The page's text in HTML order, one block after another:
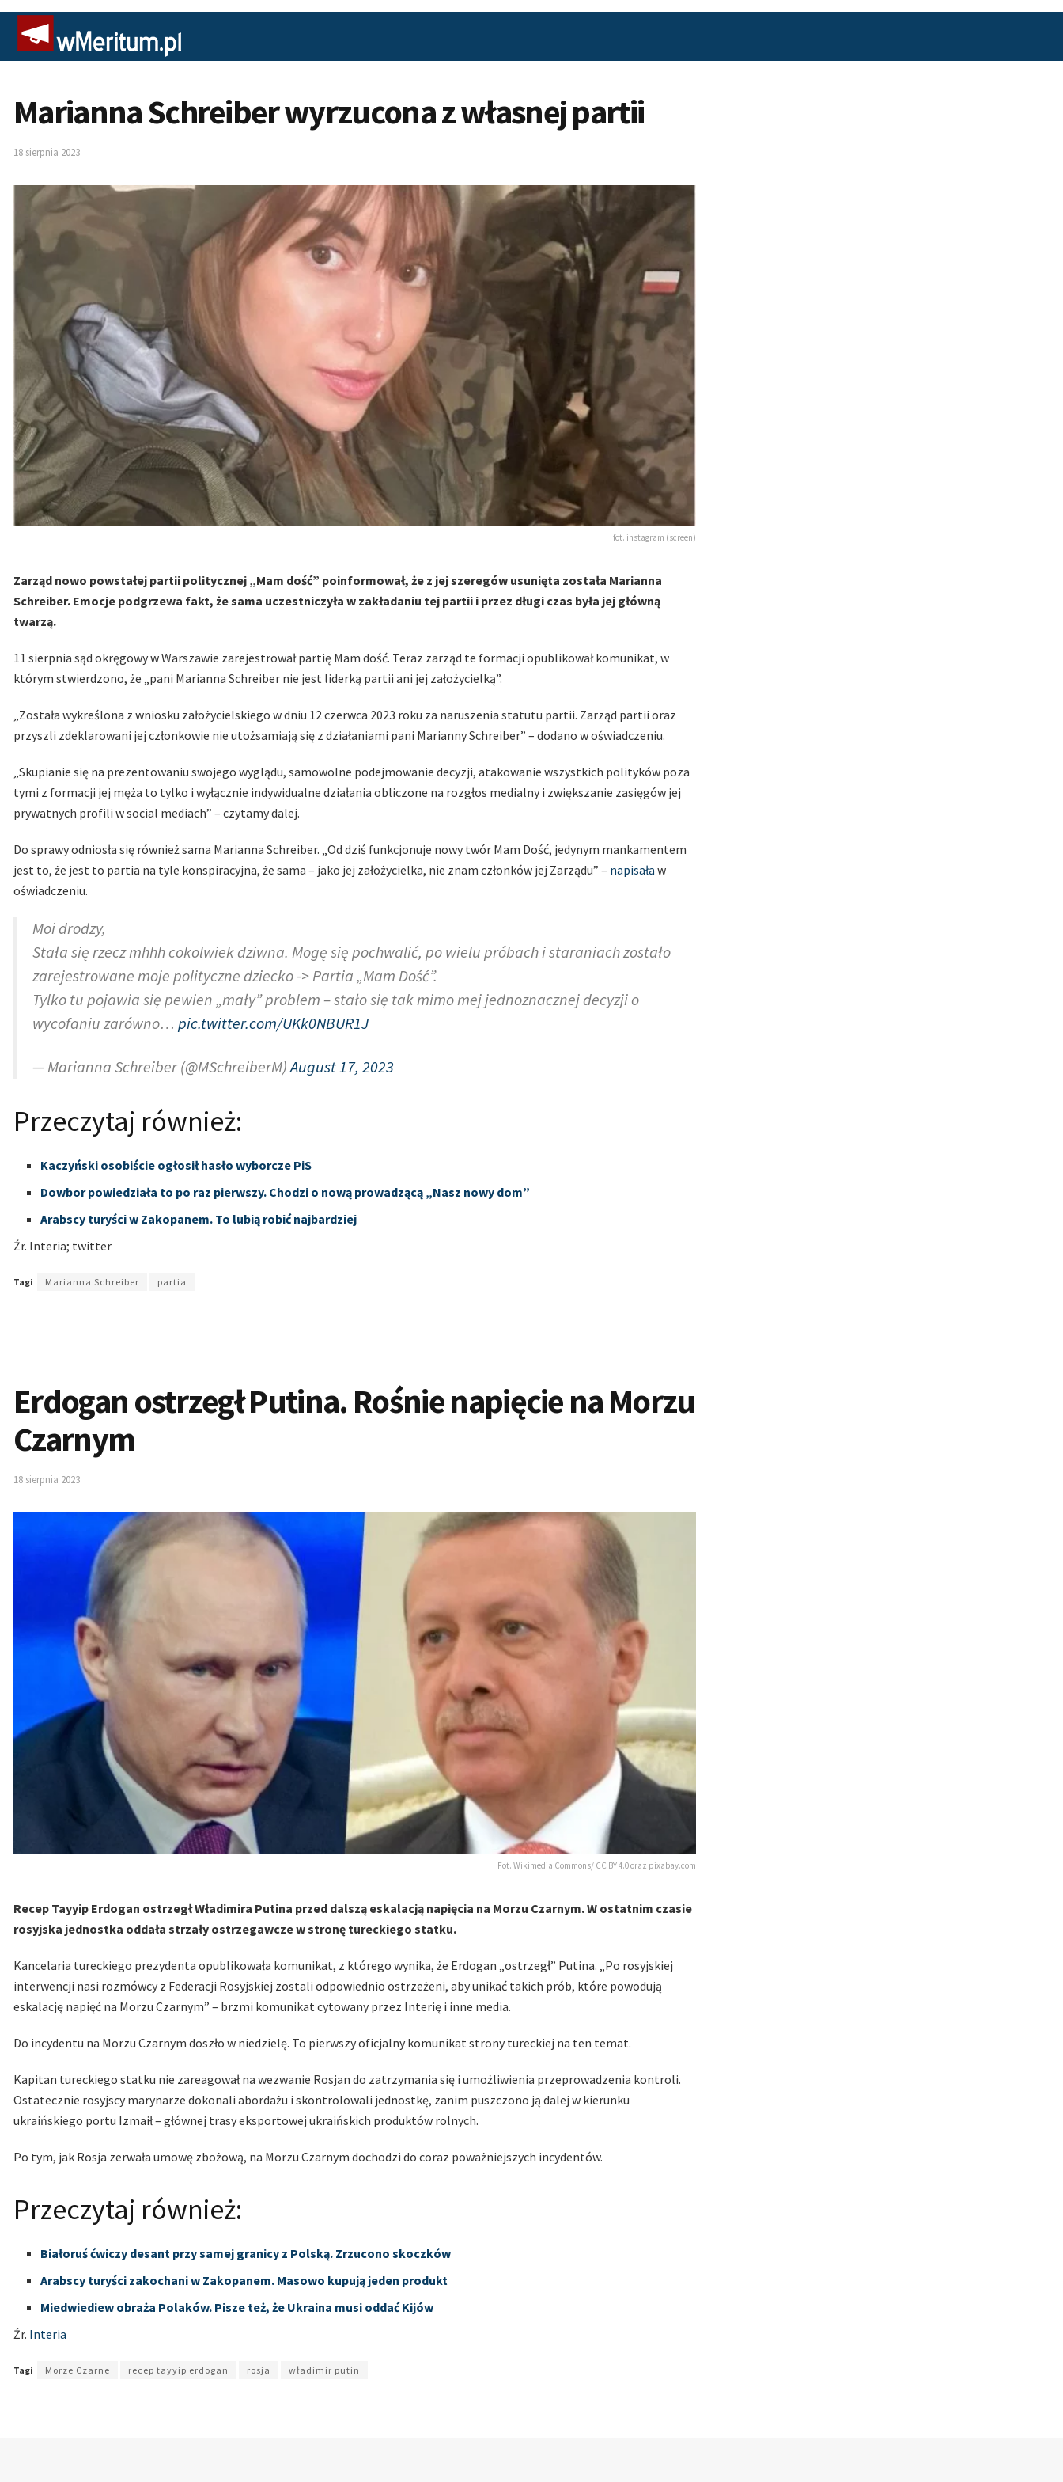
Marianna Schreiber wyrzucona z własnej partii
18 sierpnia 2023
fot. instagram (screen)
Zarząd nowo powstałej partii politycznej „Mam dość” poinformował, że z jej szeregów usunięta została Marianna
Schreiber. Emocje podgrzewa fakt, że sama uczestniczyła w zakładaniu tej partii i przez długi czas była jej główną
twarzą.
11 sierpnia sąd okręgowy w Warszawie zarejestrował partię Mam dość. Teraz zarząd te formacji opublikował komunikat, w
którym stwierdzono, że „pani Marianna Schreiber nie jest liderką partii ani jej założycielką”.
„Została wykreślona z wniosku założycielskiego w dniu 12 czerwca 2023 roku za naruszenia statutu partii. Zarząd partii oraz
przyszli zdeklarowani jej członkowie nie utożsamiają się z działaniami pani Marianny Schreiber” – dodano w oświadczeniu.
„Skupianie się na prezentowaniu swojego wyglądu, samowolne podejmowanie decyzji, atakowanie wszystkich polityków poza
tymi z formacji jej męża to tylko i wyłącznie indywidualne działania obliczone na rozgłos medialny i zwiększanie zasięgów jej
prywatnych profili w social mediach” – czytamy dalej.
Do sprawy odniosła się również sama Marianna Schreiber. „Od dziś funkcjonuje nowy twór Mam Dość, jedynym mankamentem
jest to, że jest to partia na tyle konspiracyjna, że sama – jako jej założycielka, nie znam członków jej Zarządu” – napisała w
oświadczeniu.
Moi drodzy,
Stała się rzecz mhhh cokolwiek dziwna. Mogę się pochwalić, po wielu próbach i staraniach zostało
zarejestrowane moje polityczne dziecko -> Partia „Mam Dość”.
Tylko tu pojawia się pewien „mały” problem – stało się tak mimo mej jednoznacznej decyzji o
wycofaniu zarówno… pic.twitter.com/UKk0NBUR1J
— Marianna Schreiber (@MSchreiberM)August 17, 2023
Przeczytaj również:
Kaczyński osobiście ogłosił hasło wyborcze PiS
Dowbor powiedziała to po raz pierwszy. Chodzi o nową prowadzącą „Nasz nowy dom”
Arabscy turyści w Zakopanem. To lubią robić najbardziej
Źr. Interia; twitter
Tagi Marianna Schreiber partia
Erdogan ostrzegł Putina. Rośnie napięcie na Morzu
Czarnym
18 sierpnia 2023
Fot. Wikimedia Commons/ CC BY 4.0 oraz pixabay.com
Recep Tayyip Erdogan ostrzegł Władimira Putina przed dalszą eskalacją napięcia na Morzu Czarnym. W ostatnim czasie
rosyjska jednostka oddała strzały ostrzegawcze w stronę tureckiego statku.
Kancelaria tureckiego prezydenta opublikowała komunikat, z którego wynika, że Erdogan „ostrzegł” Putina. „Po rosyjskiej
interwencji nasi rozmówcy z Federacji Rosyjskiej zostali odpowiednio ostrzeżeni, aby unikać takich prób, które powodują
eskalację napięć na Morzu Czarnym” – brzmi komunikat cytowany przez Interię i inne media.
Do incydentu na Morzu Czarnym doszło w niedzielę. To pierwszy oficjalny komunikat strony tureckiej na ten temat.
Kapitan tureckiego statku nie zareagował na wezwanie Rosjan do zatrzymania się i umożliwienia przeprowadzenia kontroli.
Ostatecznie rosyjscy marynarze dokonali abordażu i skontrolowali jednostkę, zanim puszczono ją dalej w kierunku
ukraińskiego portu Izmaił – głównej trasy eksportowej ukraińskich produktów rolnych.
Po tym, jak Rosja zerwała umowę zbożową, na Morzu Czarnym dochodzi do coraz poważniejszych incydentów.
Przeczytaj również:
Białoruś ćwiczy desant przy samej granicy z Polską. Zrzucono skoczków
Arabscy turyści zakochani w Zakopanem. Masowo kupują jeden produkt
Miedwiediew obraża Polaków. Pisze też, że Ukraina musi oddać Kijów
Źr. Interia
Tagi Morze Czarne recep tayyip erdogan rosja władimir putin